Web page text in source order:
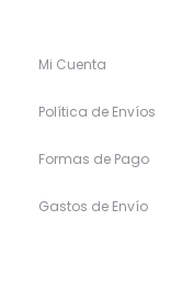
Mi Cuenta
Política de Envíos
Formas de Pago
Gastos de Envío